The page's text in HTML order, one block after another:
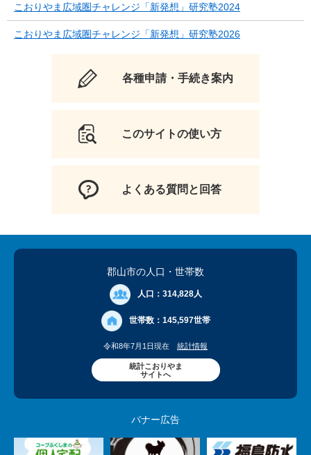
こおりやま広域圏チャレンジ「新発想」研究塾2024
こおりやま広域圏チャレンジ「新発想」研究塾2026
各種申請・手続き案内
このサイトの使い方
よくある質問と回答
郡山市の人口 ・世帯数
人口： 314,828人
世帯数： 145,597世帯
令和8年7月1日現在 統計情報
統計こおりやま
サイトへ
バナー広告